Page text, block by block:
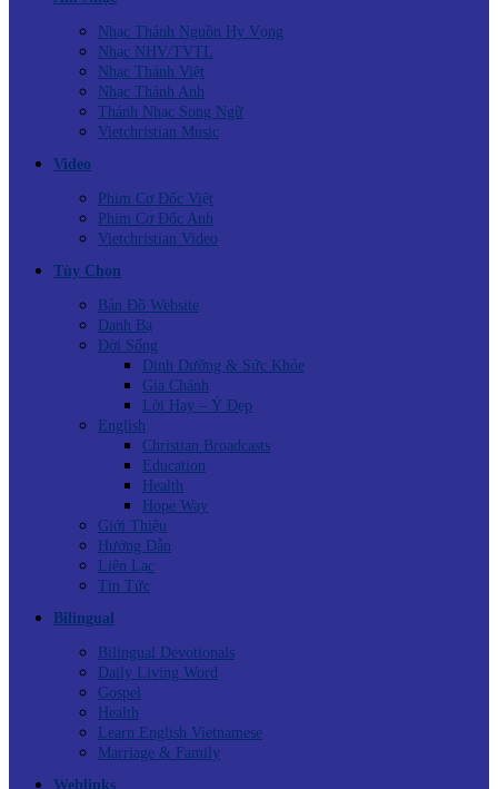
Nhạc Thánh Nguồn Hy Vọng
Nhạc NHV/TVTL
Nhạc Thánh Việt
Nhạc Thánh Anh
Thánh Nhạc Song Ngữ
Vietchristian Music
Video
Phim Cơ Đốc Việt
Phim Cơ Đốc Anh
Vietchristian Video
Tùy Chọn
Bản Đồ Website
Danh Bạ
Đời Sống
Dinh Dưỡng & Sức Khỏe
Gia Chánh
Lời Hay – Ý Đẹp
English
Christian Broadcasts
Education
Health
Hope Way
Giới Thiệu
Hướng Dẫn
Liên Lạc
Tin Tức
Bilingual
Bilingual Devotionals
Daily Living Word
Gospel
Health
Learn English Vietnamese
Marriage & Family
Weblinks